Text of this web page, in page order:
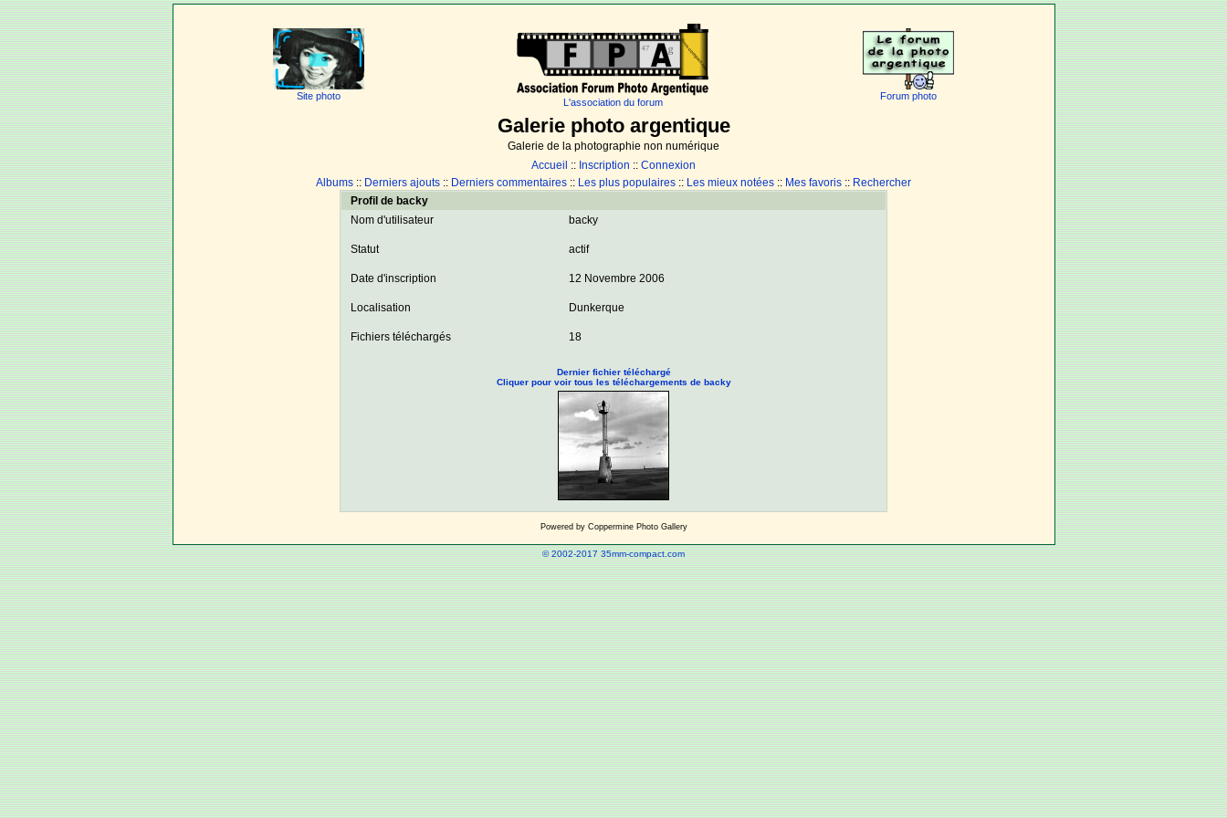
Site photo
L'association du forum
Forum photo
Galerie photo argentique
Galerie de la photographie non numérique
Accueil :: Inscription :: Connexion
Albums :: Derniers ajouts :: Derniers commentaires :: Les plus populaires :: Les mieux notées :: Mes favoris :: Rechercher
Profil de backy
Nom d'utilisateur
backy
Statut actif
Date d'inscription 12 Novembre 2006
Localisation Dunkerque
Fichiers téléchargés 18
Dernier fichier téléchargé
Cliquer pour voir tous les téléchargements de backy
Powered by Coppermine Photo Gallery
© 2002-2017 35mm-compact.com